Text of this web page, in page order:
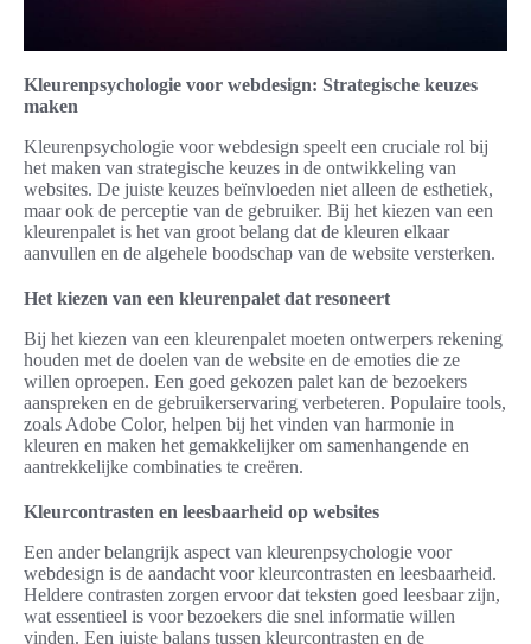
Kleurenpsychologie voor webdesign: Strategische keuzes
maken
Kleurenpsychologie voor webdesign speelt een cruciale rol bij
het maken van strategische keuzes in de ontwikkeling van
websites. De juiste keuzes beïnvloeden niet alleen de esthetiek,
maar ook de perceptie van de gebruiker. Bij het kiezen van een
kleurenpalet is het van groot belang dat de kleuren elkaar
aanvullen en de algehele boodschap van de website versterken.
Het kiezen van een kleurenpalet dat resoneert
Bij het kiezen van een kleurenpalet moeten ontwerpers rekening
houden met de doelen van de website en de emoties die ze
willen oproepen. Een goed gekozen palet kan de bezoekers
aanspreken en de gebruikerservaring verbeteren. Populaire tools,
zoals Adobe Color, helpen bij het vinden van harmonie in
kleuren en maken het gemakkelijker om samenhangende en
aantrekkelijke combinaties te creëren.
Kleurcontrasten en leesbaarheid op websites
Een ander belangrijk aspect van kleurenpsychologie voor
webdesign is de aandacht voor kleurcontrasten en leesbaarheid.
Heldere contrasten zorgen ervoor dat teksten goed leesbaar zijn,
wat essentieel is voor bezoekers die snel informatie willen
vinden. Een juiste balans tussen kleurcontrasten en de